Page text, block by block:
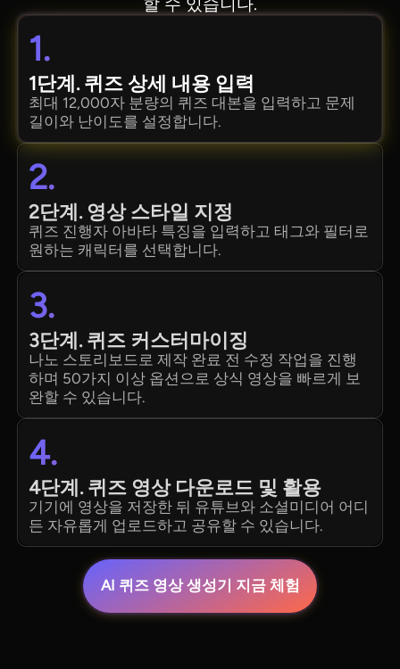
할 수 있습니다.
1.
1단계. 퀴즈 상세 내용 입력
최대 12,000자 분량의 퀴즈 대본을 입력하고 문제
길이와 난이도를 설정합니다.
2.
2단계. 영상 스타일 지정
퀴즈 진행자 아바타 특징을 입력하고 태그와 필터로
원하는 캐릭터를 선택합니다.
3.
3단계. 퀴즈 커스터마이징
나노 스토리보드로 제작 완료 전 수정 작업을 진행
하며 50가지 이상 옵션으로 상식 영상을 빠르게 보
완할 수 있습니다.
4.
4단계. 퀴즈 영상 다운로드 및 활용
기기에 영상을 저장한 뒤 유튜브와 소셜미디어 어디
든 자유롭게 업로드하고 공유할 수 있습니다.
AI 퀴즈 영상 생성기 지금 체험